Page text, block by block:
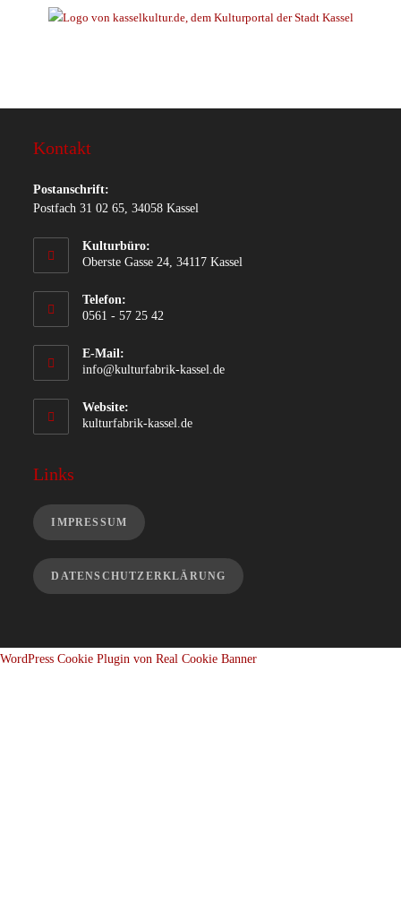
Kontakt
Postanschrift:
Postfach 31 02 65, 34058 Kassel
Kulturbüro:
Oberste Gasse 24, 34117 Kassel
Telefon:
0561 - 57 25 42
E-Mail:
info@kulturfabrik-kassel.de
Website:
kulturfabrik-kassel.de
Links
IMPRESSUM
DATENSCHUTZERKLÄRUNG
WordPress Cookie Plugin von Real Cookie Banner